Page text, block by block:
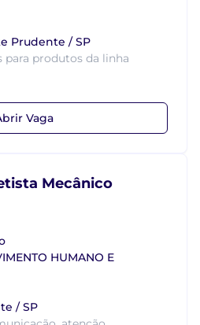
Prudente / SP
para produtos da linha
Vaga
Mecânico
HUMANO E
/ SP